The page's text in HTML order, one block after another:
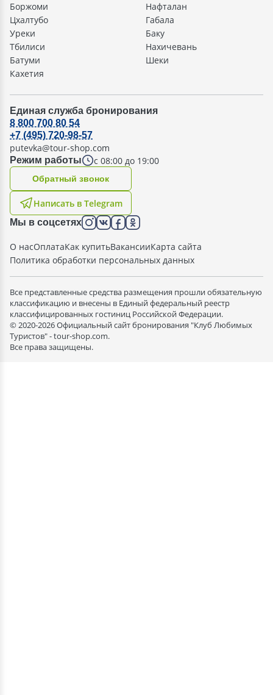
Боржоми
Цхалтубо
Уреки
Тбилиси
Батуми
Кахетия
Нафталан
Габала
Баку
Нахичевань
Шеки
Единая служба бронирования
Режим работы с 08:00 до 19:00
8 800 700 80 54
+7 (495) 720-98-57
putevka@tour-shop.com
Написать в Telegram
Oбратный звонок
Мы в соцсетях
О насОплатаКак купитьВакансииКарта сайта
Политика обработки персональных данных
Все представленные средства размещения прошли обязательную
классификацию и внесены в Единый федеральный реестр
классифицированных гостиниц Российской Федерации.
© 2020-2026 Официальный сайт бронирования "Клуб Любимых
Туристов" - tour-shop.com.
Все права защищены.